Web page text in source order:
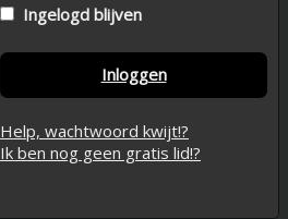
Ingelogd blijven
Inloggen
Help, wachtwoord kwijt!?
Ik ben nog geen gratis lid!?